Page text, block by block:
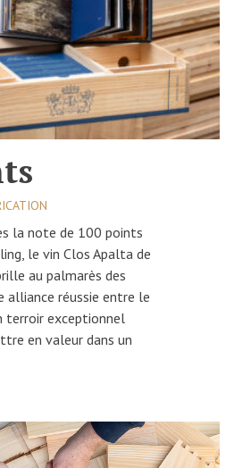
la note de 100 points
le vin Clos Apalta de
au palmarès des
alliance réussie entre le
terroir exceptionnel
en valeur dans un